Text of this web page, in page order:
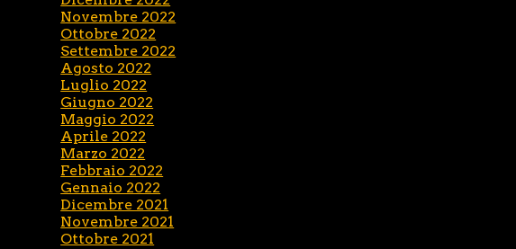
Novembre 2022
Ottobre 2022
Settembre 2022
Agosto 2022
Luglio 2022
Giugno 2022
Maggio 2022
Aprile 2022
Marzo 2022
Febbraio 2022
Gennaio 2022
Dicembre 2021
Novembre 2021
Ottobre 2021